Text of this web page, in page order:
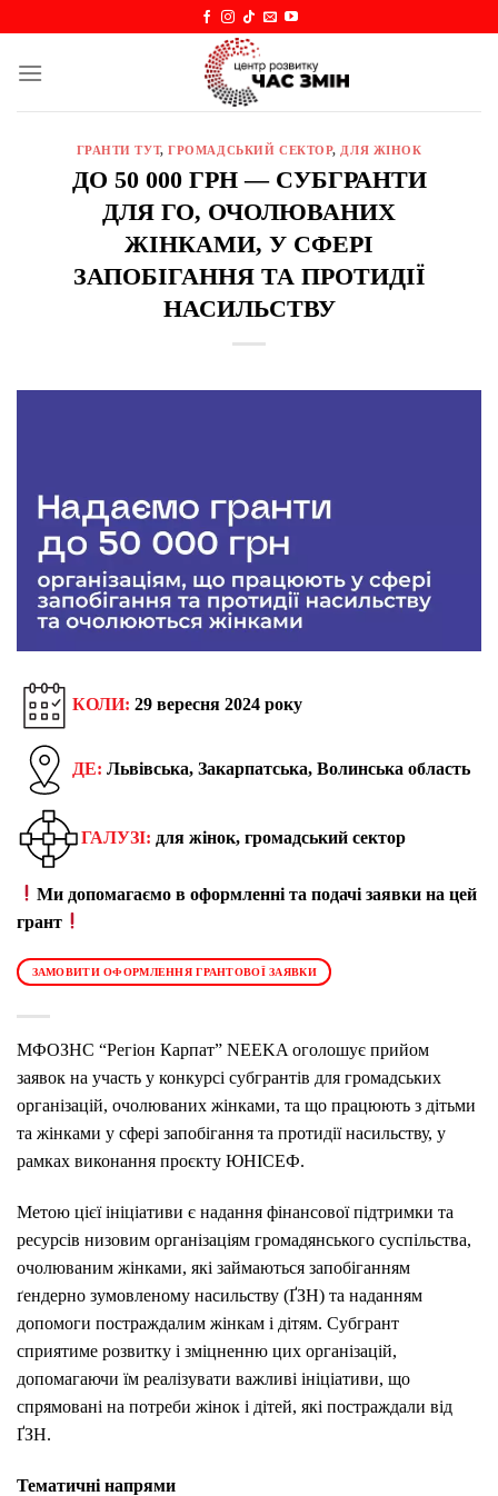
content
ГРАНТИ ТУТ,ГРОМАДСЬКИЙ СЕКТОР, ДЛЯ ЖІНОК
ДО 50 000 ГРН — СУБГРАНТИ
ДЛЯ ГО, ОЧОЛЮВАНИХ
ЖІНКАМИ, У СФЕРІ
ЗАПОБІГАННЯ ТА ПРОТИДІЇ
НАСИЛЬСТВУ
КОЛИ: 29 вересня 2024 року
ДЕ: Львівська, Закарпатська, Волинська область
ГАЛУЗІ: для жінок, громадський сектор
Ми допомагаємо в оформленні та подачі заявки на цей
грант
ЗАМОВИТИ ОФОРМЛЕННЯ ГРАНТОВОЇ ЗАЯВКИ
МФОЗНС “Регіон Карпат” NEEKA оголошує прийом
заявок на участь у конкурсі субгрантів для громадських
організацій, очолюваних жінками, та що працюють з дітьми
та жінками у сфері запобігання та протидії насильству, у
рамках виконання проєкту ЮНІСЕФ.
Метою цієї ініціативи є надання фінансової підтримки та
ресурсів низовим організаціям громадянського суспільства,
очолюваним жінками, які займаються запобіганням
ґендерно зумовленому насильству (ҐЗН) та наданням
допомоги постраждалим жінкам і дітям. Субгрант
сприятиме розвитку і зміцненню цих організацій,
допомагаючи їм реалізувати важливі ініціативи, що
спрямовані на потреби жінок і дітей, які постраждали від
ҐЗН.
Тематичні напрями